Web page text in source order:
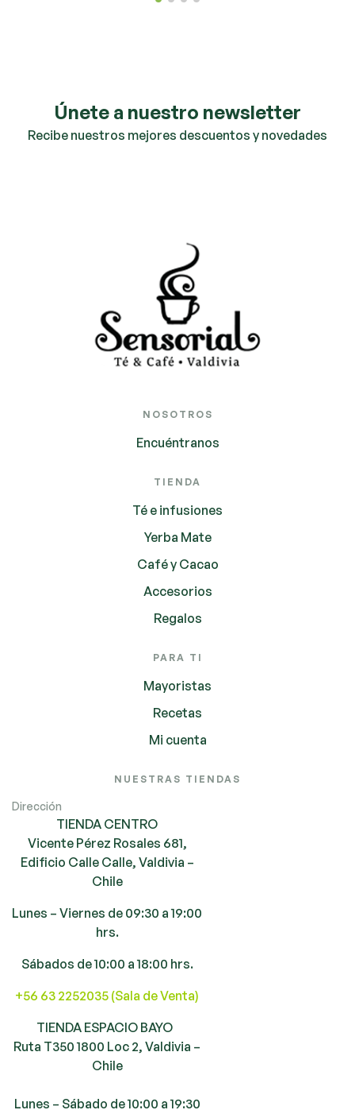
Únete a nuestro newsletter
Recibe nuestros mejores descuentos y novedades
NOSOTROS
Encuéntranos
TIENDA
Té e infusiones
Yerba Mate
Café y Cacao
Accesorios
Regalos
PARA TI
Mayoristas
Recetas
Mi cuenta
NUESTRAS TIENDAS
Dirección
TIENDA CENTRO
Vicente Pérez Rosales 681,
Edificio Calle Calle, Valdivia –
Chile
Lunes – Viernes de 09:30 a 19:00
hrs.
Sábados de 10:00 a 18:00 hrs.
+56 63 2252035 (Sala de Venta)
TIENDA ESPACIO BAYO
Ruta T350 1800 Loc 2, Valdivia –
Chile
Lunes – Sábado de 10:00 a 19:30